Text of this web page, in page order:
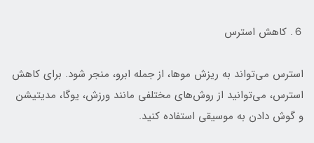
６. کاهش استرس
استرس می‌تواند به ریزش موها، از جمله ابرو، منجر شود. برای کاهش
استرس، می‌توانید از روش‌های مختلفی مانند ورزش، یوگا، مدیتیشن
و گوش دادن به موسیقی استفاده کنید.